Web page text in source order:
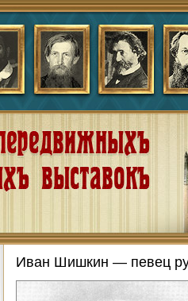
Иван Шишкин — певец